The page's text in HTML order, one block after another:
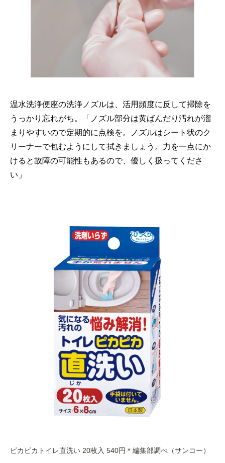
温水洗浄便座の洗浄ノズルは、活用頻度に反して掃除を
うっかり忘れがち。「ノズル部分は黄ばんだり汚れが溜
まりやすいので定期的に点検を。ノズルはシート状のク
リーナーで包むようにして拭きましょう。力を一点にか
けると故障の可能性もあるので、優しく扱ってくださ
い」
ピカピカトイレ直洗い 20枚入 540円＊編集部調べ（サンコー）